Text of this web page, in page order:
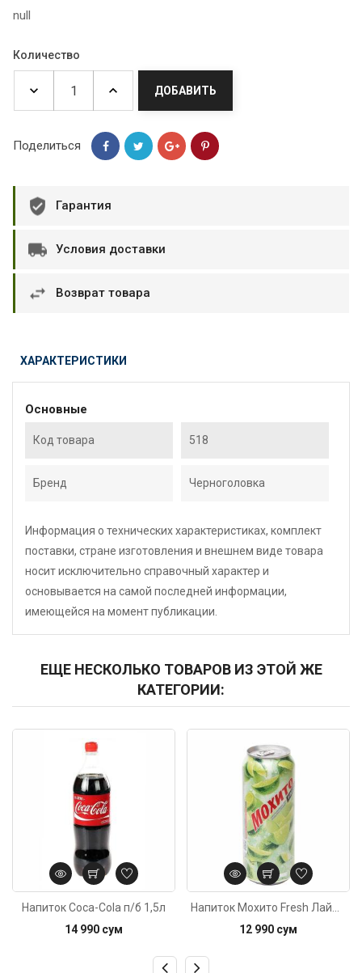
null
Количество
ДОБАВИТЬ
Поделиться
Гарантия
Условия доставки
Возврат товара
ХАРАКТЕРИСТИКИ
Основные
Код товара 518
Бренд Черноголовка
Информация о технических характеристиках, комплект
поставки, стране изготовления и внешнем виде товара
носит исключительно справочный характер и
основывается на самой последней информации,
имеющейся на момент публикации.
ЕЩЕ НЕСКОЛЬКО ТОВАРОВ ИЗ ЭТОЙ ЖЕ
КАТЕГОРИИ:
Напиток Coca-Cola п/б 1,5л
14 990 сум
12 990 сум